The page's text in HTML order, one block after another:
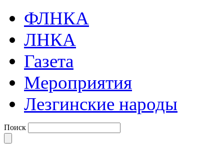
ФЛНКА
ЛНКА
Газета
Мероприятия
Лезгинские народы
Поиск